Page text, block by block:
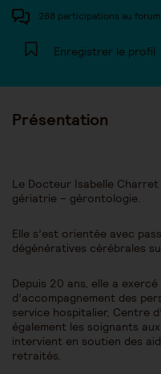
288 participations au forum
Enregistrer le profil
Présentation
Le Docteur Isabelle
gériatrie – gérontologie.
Elle s’est orientée avec
dégénératives cérébrales
Depuis 20 ans, elle a
d’accompagnement des
service hospitalier, Centre
également les soignants
intervient en soutien des
retraités.